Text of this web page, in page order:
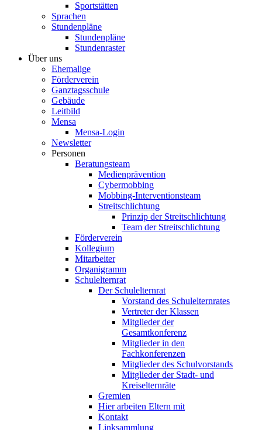
Sportstätten
Sprachen
Stundenpläne
Stundenpläne
Stundenraster
Über uns
Ehemalige
Förderverein
Ganztagsschule
Gebäude
Leitbild
Mensa
Mensa-Login
Newsletter
Personen
Beratungsteam
Medienprävention
Cybermobbing
Mobbing-Interventionsteam
Streitschlichtung
Prinzip der Streitschlichtung
Team der Streitschlichtung
Förderverein
Kollegium
Mitarbeiter
Organigramm
Schulelternrat
Der Schulelternrat
Vorstand des Schulelternrates
Vertreter der Klassen
Mitglieder der
Gesamtkonferenz
Mitglieder in den
Fachkonferenzen
Mitglieder des Schulvorstands
Mitglieder der Stadt- und
Kreiselternräte
Gremien
Hier arbeiten Eltern mit
Kontakt
Linksammlung